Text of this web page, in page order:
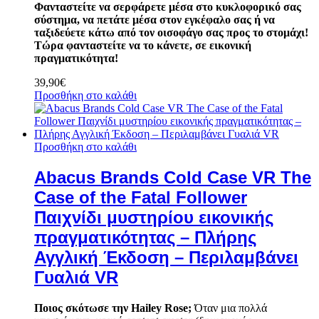
Φανταστείτε να σερφάρετε μέσα στο κυκλοφορικό σας
σύστημα, να πετάτε μέσα στον εγκέφαλο σας ή να
ταξιδεύετε κάτω από τον οισοφάγο σας προς το στομάχι!
Τώρα φανταστείτε να το κάνετε, σε εικονική
πραγματικότητα!
39,90€
Προσθήκη στο καλάθι
Προσθήκη στο καλάθι
Abacus Brands Cold Case VR The
Case of the Fatal Follower
Παιχνίδι μυστηρίου εικονικής
πραγματικότητας – Πλήρης
Αγγλική Έκδοση – Περιλαμβάνει
Γυαλιά VR
Ποιος σκότωσε την Hailey Rose; Όταν μια πολλά